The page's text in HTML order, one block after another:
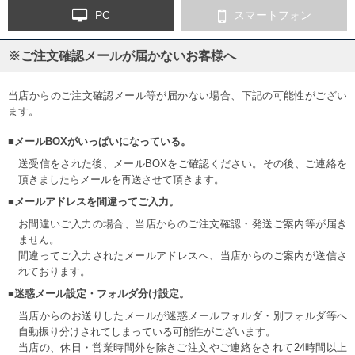
PC スマートフォン
※ご注文確認メールが届かないお客様へ
当店からのご注文確認メール等が届かない場合、下記の可能性がござい
ます。
■メールBOXがいっぱいになっている。
送受信をされた後、メールBOXをご確認ください。その後、ご連絡を
頂きましたらメールを再送させて頂きます。
■メールアドレスを間違ってご入力。
お間違いご入力の場合、当店からのご注文確認・発送ご案内等が届き
ません。
間違ってご入力されたメールアドレスへ、当店からのご案内が送信さ
れております。
■迷惑メール設定・フォルダ分け設定。
当店からのお送りしたメールが迷惑メールフォルダ・別フォルダ等へ
自動振り分けされてしまっている可能性がございます。
当店の、休日・営業時間外を除きご注文やご連絡をされて24時間以上